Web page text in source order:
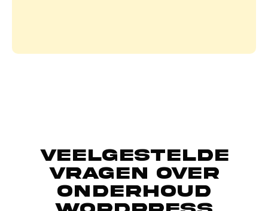
Veelgestelde
vragen over
onderhoud